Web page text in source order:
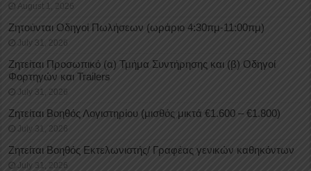
August 1, 2026
Ζητούνται Οδηγοί Πωλήσεων (ωράριο 4:30πμ-11:00πμ)
July 31, 2026
Ζητείται Προσωπικό (α) Τμήμα Συντήρησης και (β) Οδηγοί
Φορτηγών και Trailers
July 31, 2026
Ζητείται Βοηθός Λογιστηρίου (μισθός μικτά €1.600 – €1.800)
July 31, 2026
Ζητείται Βοηθός Εκτελωνιστής/ Γραφέας γενικών καθηκόντων
July 31, 2026